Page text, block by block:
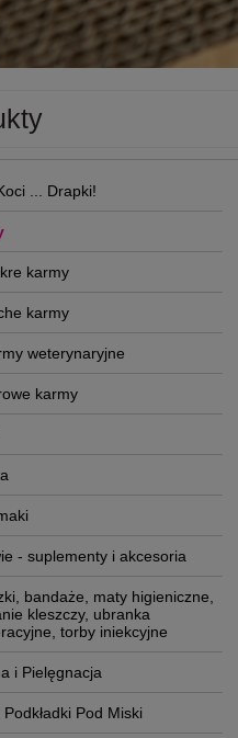
... Drapki!
karmy
karmy
weterynaryjne
karmy
- suplementy i akcesoria
bandaże, maty higieniczne,
kleszczy, ubranka
torby iniekcyjne
i Pielęgnacja
Podkładki Pod Miski